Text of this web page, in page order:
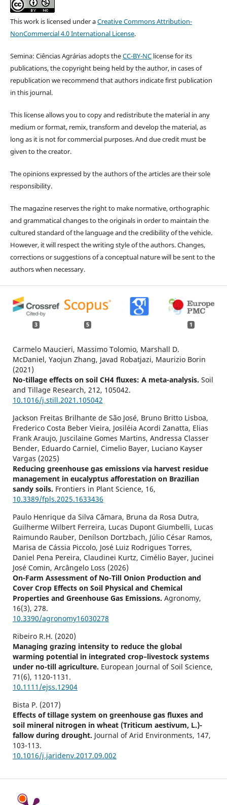
This work is licensed under aCreative Commons Attribution-
NonCommercial 4.0 International License.
Semina: Ciências Agrárias adopts theCC-BY-NClicense for its
publications, the copyright being held by the author, in cases of
republication we recommend that authors indicate first publication
in this journal.
This license allows you to copy and redistribute the material in any
medium or format, remix, transform and develop the material, as
long as it is not for commercial purposes. And due credit must be
given to the creator.
The opinions expressed by the authors of the articles are their sole
responsibility.
The magazine reserves the right to make normative, orthographic
and grammatical changes to the originals in order to maintain the
cultured standard of the language and the credibility of the vehicle.
However, it will respect the writing style of the authors. Changes,
corrections or suggestions of a conceptual nature will be sent to the
authors when necessary.
3 5 1
Carmelo Maucieri, Massimo Tolomio, Marshall D.
McDaniel, Yaojun Zhang, Javad Robatjazi, Maurizio Borin
(2021)
No-tillage effects on soil CH4 fluxes: A meta-analysis. Soil
and Tillage Research, 212, 105042.
10.1016/j.still.2021.105042
Jackson Freitas Brilhante de São José, Bruno Britto Lisboa,
Frederico Costa Beber Vieira, Josiléia Acordi Zanatta, Elias
Frank Araujo, Juscilaine Gomes Martins, Andressa Classer
Bender, Eduardo Carniel, Cimelio Bayer, Luciano Kayser
Vargas (2025)
Reducing greenhouse gas emissions via harvest residue
management in eucalyptus afforestation on Brazilian
sandy soils. Frontiers in Plant Science, 16,
10.3389/fpls.2025.1633436
Paulo Henrique da Silva Câmara, Bruna da Rosa Dutra,
Guilherme Wilbert Ferreira, Lucas Dupont Giumbelli, Lucas
Raimundo Rauber, Denílson Dortzbach, Júlio César Ramos,
Marisa de Cássia Piccolo, José Luiz Rodrigues Torres,
Daniel Pena Pereira, Claudinei Kurtz, Cimélio Bayer, Jucinei
José Comin, Arcângelo Loss (2026)
On-Farm Assessment of No-Till Onion Production and
Cover Crop Effects on Soil Physical and Chemical
Properties and Greenhouse Gas Emissions. Agronomy,
16(3), 278.
10.3390/agronomy16030278
Ribeiro R.H. (2020)
Managing grazing intensity to reduce the global
warming potential in integrated crop–livestock systems
under no-till agriculture. European Journal of Soil Science,
71 (6), 1120-1131.
10.1111/ejss.12904
Bista P. (2017)
Effects of tillage system on greenhouse gas fluxes and
soil mineral nitrogen in wheat (Triticum aestivum, L.)-
fallow during drought. Journal of Arid Environments, 147,
103-113.
10.1016/j.jaridenv.2017.09.002